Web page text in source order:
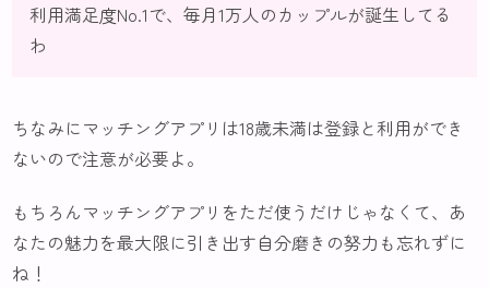
利用満足度No.1で、毎月1万人のカップルが誕生してる
わ
ちなみにマッチングアプリは18歳未満は登録と利用ができ
ないので注意が必要よ。
もちろんマッチングアプリをただ使うだけじゃなくて、あ
なたの魅力を最大限に引き出す自分磨きの努力も忘れずに
ね！